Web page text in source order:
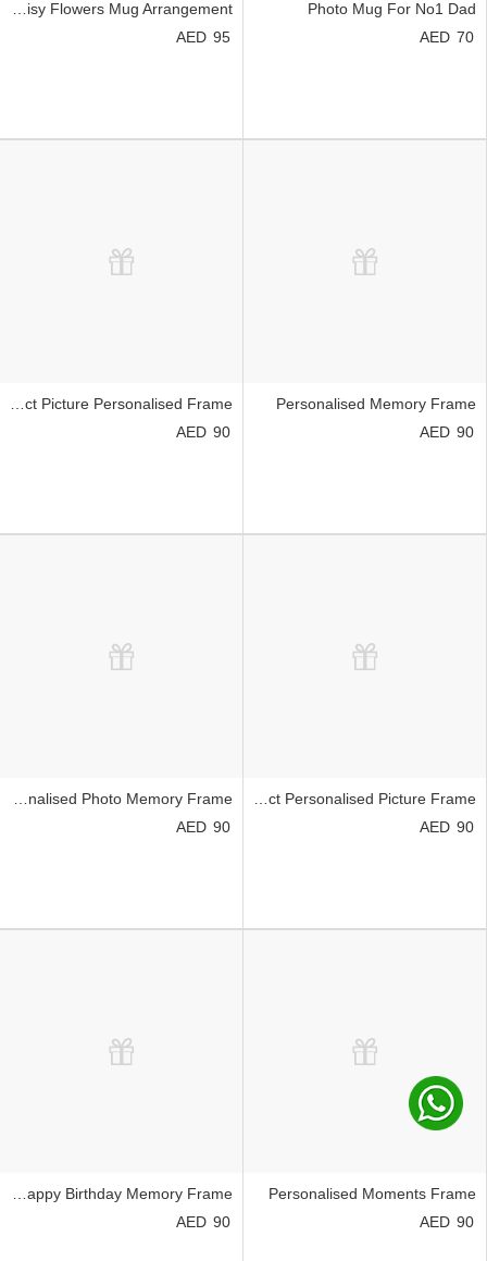
Photo Mug For No1 Dad
70
Personalised Daisy Flowers Mug Arrangement
95
Personalised Memory Frame
90
Perfect Picture Personalised Frame
90
Perfect Personalised Picture Frame
90
90
Personalised Moments Frame
90
Personalised Happy Birthday Memory Frame
90